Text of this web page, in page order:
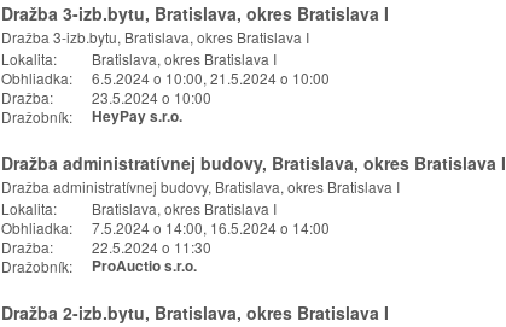
Dražba 3-izb.bytu, Bratislava, okres Bratislava I
Dražba 3-izb.bytu, Bratislava, okres Bratislava I
Lokalita:
Bratislava, okres Bratislava I
Obhliadka:
6.5.2024 o 10:00, 21.5.2024 o 10:00
Dražba:
23.5.2024 o 10:00
Dražobník:
HeyPay s.r.o.
Dražba administratívnej budovy, Bratislava, okres Bratislava I
Dražba administratívnej budovy, Bratislava, okres Bratislava I
Lokalita:
Bratislava, okres Bratislava I
Obhliadka:
7.5.2024 o 14:00, 16.5.2024 o 14:00
Dražba:
22.5.2024 o 11:30
Dražobník:
ProAuctio s.r.o.
Dražba 2-izb.bytu, Bratislava, okres Bratislava I